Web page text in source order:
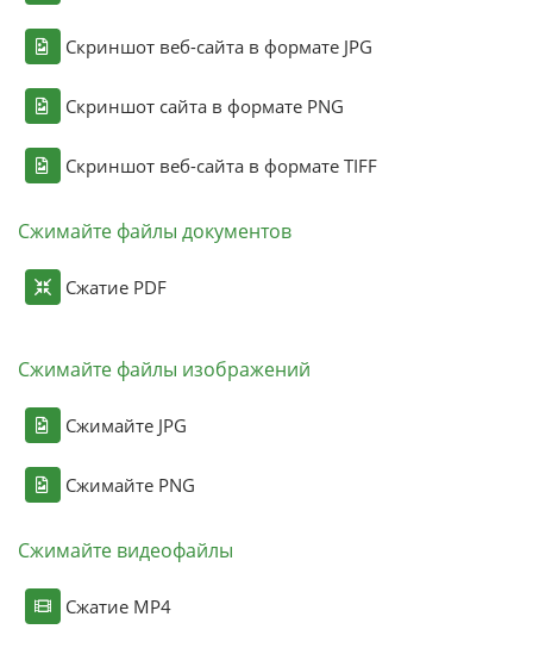
Скриншот веб-сайта в формате JPG
Скриншот сайта в формате PNG
Скриншот веб-сайта в формате TIFF
Сжимайте файлы документов
Сжатие PDF
Сжимайте файлы изображений
Сжимайте JPG
Сжимайте PNG
Сжимайте видеофайлы
Сжатие MP4